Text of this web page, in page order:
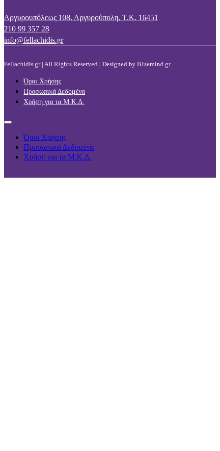
Αργυρουπόλεως 108, Αργυρούπολη, Τ.Κ. 16451
210 99 357 28
info@fellachidis.gr
Fellachidis.gr | All Rights Reserved | Designed by Bluemind.gr
Όροι Χρήσης
Προσωπικά Δεδομένα
Χρήση για τα Μ.Κ.Δ.
Όροι Χρήσης
Προσωπικά Δεδομένα
Χρήση για τα Μ.Κ.Δ.